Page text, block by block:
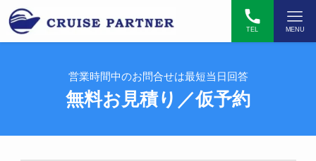
TEL MENU
営業時間中のお問合せは最短当日回答
無料お見積り／仮予約